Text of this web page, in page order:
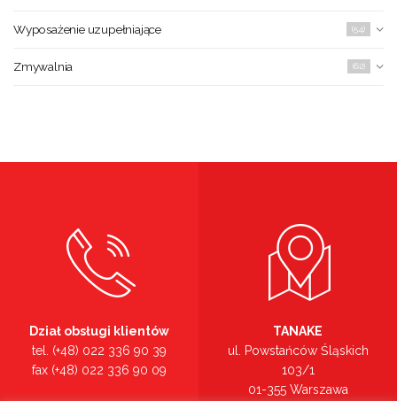
Wyposażenie uzupełniające (54)
Zmywalnia (62)
Dział obsługi klientów
tel. (+48) 022 336 90 39
fax (+48) 022 336 90 09
TANAKE
ul. Powstańców Śląskich
103/1
01-355 Warszawa